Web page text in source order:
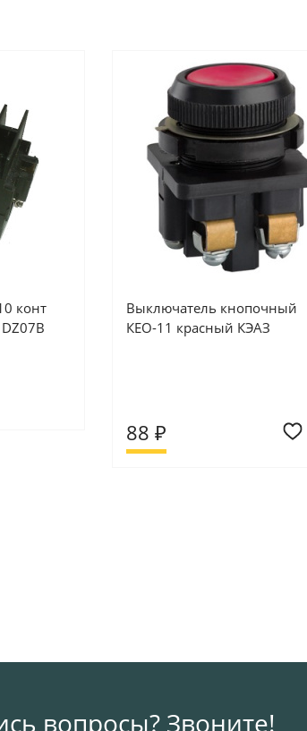
конт
Выключатель кнопочный
КЕО-11 красный КЭАЗ
88 ₽
вопросы? Звоните!